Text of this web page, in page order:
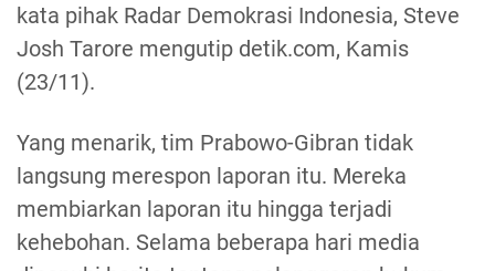
kata pihak Radar Demokrasi Indonesia, Steve
Josh Tarore mengutip detik.com, Kamis
(23/11).
Yang menarik, tim Prabowo-Gibran tidak
langsung merespon laporan itu. Mereka
membiarkan laporan itu hingga terjadi
kehebohan. Selama beberapa hari media